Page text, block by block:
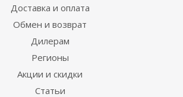
Доставка и оплата
Обмен и возврат
Дилерам
Регионы
Акции и скидки
Статьи